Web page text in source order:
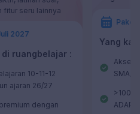
fitur seru lainnya
2027
di ruangbelajar :
10-11-12
ajaran 26/27
dengan
Paket
Yang
Akses
SMA/